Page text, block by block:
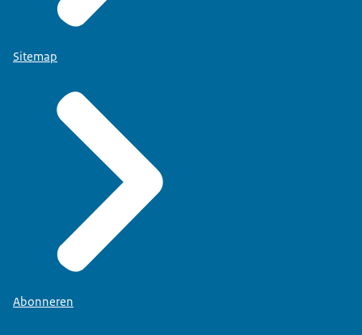
Sitemap
Abonneren